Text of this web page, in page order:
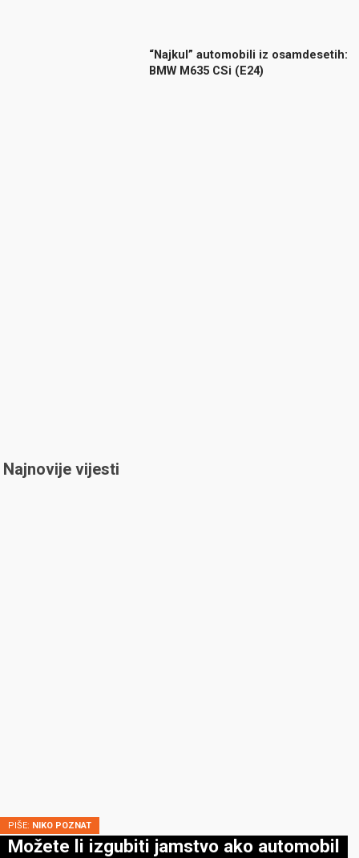
“Najkul” automobili iz osamdesetih:
BMW M635 CSi (E24)
Najnovije vijesti
PIŠE: NIKO POZNAT
Možete li izgubiti jamstvo ako automobil